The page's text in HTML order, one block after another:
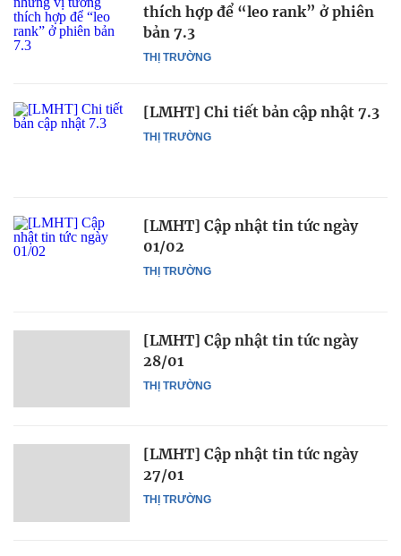
THỊ TRƯỜNG
thích hợp để “leo rank” ở phiên
bản 7.3
THỊ TRƯỜNG
[LMHT] Chi tiết bản cập nhật 7.3
THỊ TRƯỜNG
[LMHT] Cập nhật tin tức ngày
01/02
THỊ TRƯỜNG
[LMHT] Cập nhật tin tức ngày
28/01
THỊ TRƯỜNG
[LMHT] Cập nhật tin tức ngày
27/01